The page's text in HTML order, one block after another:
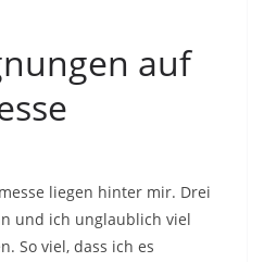
auf
liegen hinter mir. Drei
und ich unglaublich viel
So viel, dass ich es